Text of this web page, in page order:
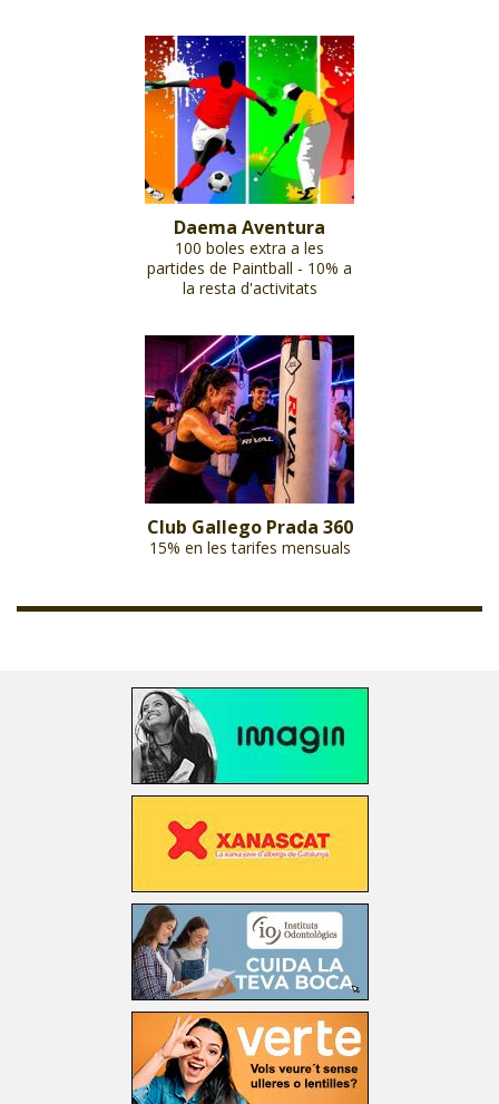
Daema Aventura
100 boles extra a les
partides de Paintball - 10% a
la resta d'activitats
Club Gallego Prada 360
15% en les tarifes mensuals